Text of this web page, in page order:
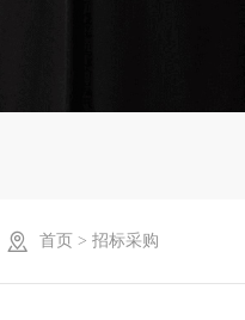
 首页 > 招标采购